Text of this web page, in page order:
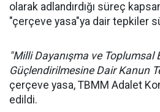
olarak adlandırdığı süreç
"çerçeve yasa"ya dair tepkiler
"Milli Dayanışma ve Toplumsal
Güçlendirilmesine Dair Kanun
çerçeve yasa, TBMM Adalet
edildi.